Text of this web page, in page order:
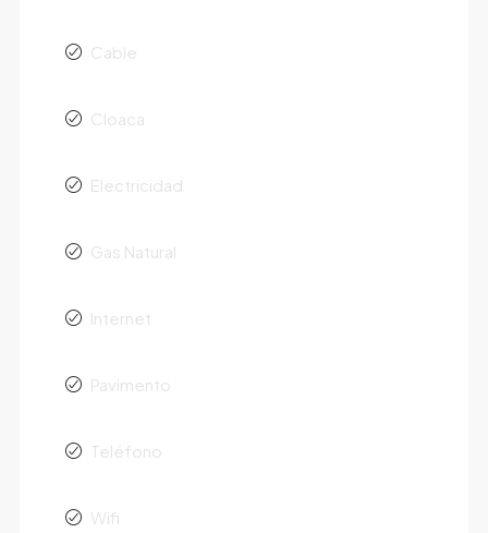
Cable
Cloaca
Electricidad
Gas Natural
Internet
Pavimento
Teléfono
Wifi